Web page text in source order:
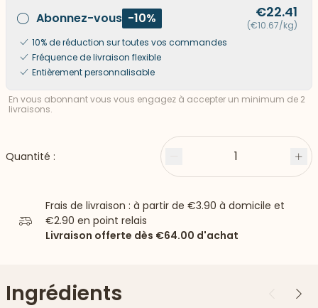
Abonnez-vous -10% €22.41
(€10.67/kg)
10% de réduction sur toutes vos commandes
Fréquence de livraison flexible
Entièrement personnalisable
En vous abonnant vous vous engagez à accepter un minimum de 2
livraisons.
Quantité : Moins 1
Frais de livraison : à partir de €3.90 à domicile et
€2.90 en point relais
Livraison offerte dès €64.00 d'achat
Ingrédients Précédent